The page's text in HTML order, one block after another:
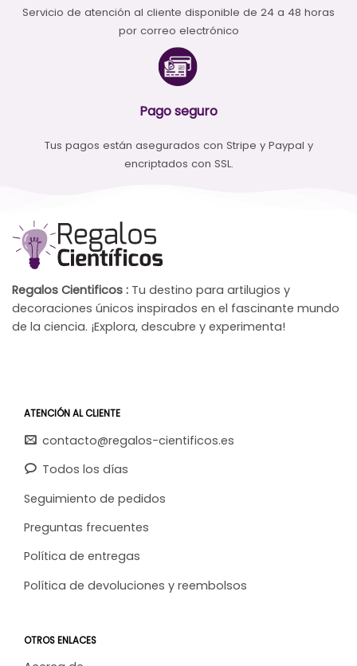
Servicio de atención al cliente disponible de 24 a 48 horas
por correo electrónico
Pago seguro
Tus pagos están asegurados con Stripe y Paypal y
encriptados con SSL.
Regalos Cientificos : Tu destino para artilugios y
decoraciones únicos inspirados en el fascinante mundo
de la ciencia. ¡Explora, descubre y experimenta!
ATENCIÓN AL CLIENTE
contacto@regalos-cientificos.es
Todos los días
Seguimiento de pedidos
Preguntas frecuentes
Política de entregas
Política de devoluciones y reembolsos
OTROS ENLACES